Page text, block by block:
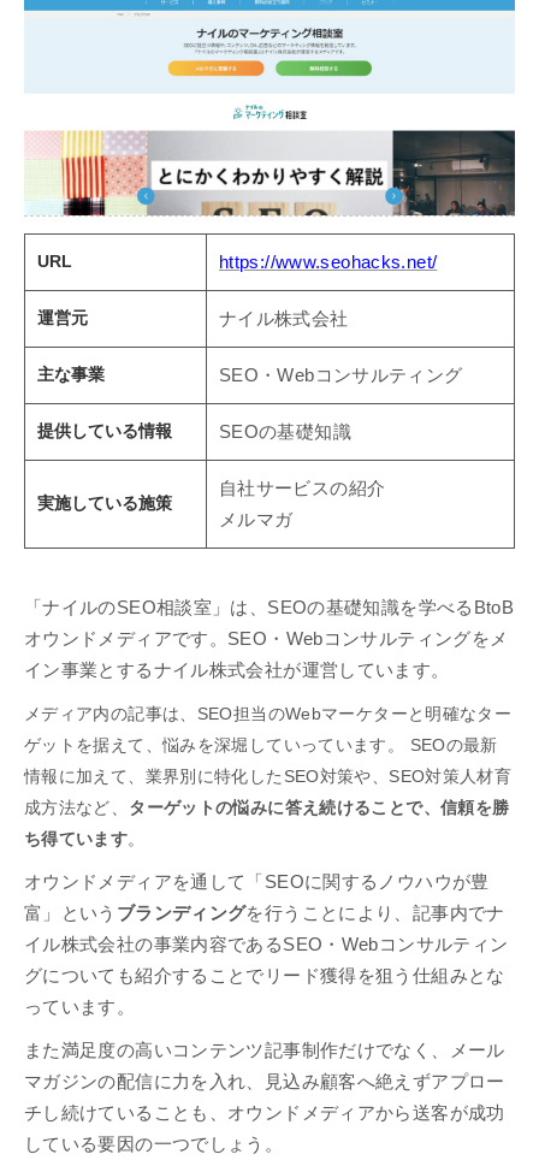
URL https://www.seohacks.net/
運営元 ナイル株式会社
主な事業 SEO・Webコンサルティング
提供している情報 SEOの基礎知識
実施している施策
自社サービスの紹介
メルマガ
「ナイルのSEO相談室」は、SEOの基礎知識を学べるBtoB
オウンドメディアです。SEO・Webコンサルティングをメ
イン事業とするナイル株式会社が運営しています。
メディア内の記事は、SEO担当のWebマーケターと明確なター
ゲットを据えて、悩みを深堀していっています。 SEOの最新
情報に加えて、業界別に特化したSEO対策や、SEO対策人材育
成方法など、 ターゲットの悩みに答え続けることで、信頼を勝
ち得ています。
オウンドメディアを通して「SEOに関するノウハウが豊
富」という ブランディングを行うことにより、記事内でナ
イル株式会社の事業内容であるSEO・Webコンサルティン
グについても紹介することでリード獲得を狙う仕組みとな
っています。
また満足度の高いコンテンツ記事制作だけでなく、メール
マガジンの配信に力を入れ、見込み顧客へ絶えずアプロー
チし続けていることも、オウンドメディアから送客が成功
している要因の一つでしょう。